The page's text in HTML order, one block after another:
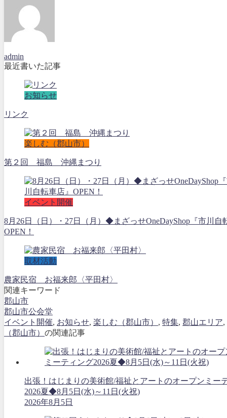
admin
最近書いた記事
お知らせ
リンク
楽しむ（郡山市）
第２回 福島 沖縄まつり
イベント開催
8月26日（日）・27日（月）◆まざっせOneDayShop『市川自
OPEN！
取材活動
農家民宿 お福来郎〈平田村〉
関連キーワード
郡山市
郡山市公会堂
イベント開催, お知らせ, 楽しむ（郡山市） , 特集, 郡山エリア,
（郡山市） の関連記事
出張！はじまりの美術館/福祉とアートのオープンミー
2026夏◆8月5日(水)～11日(火祝)
2026年8月5日